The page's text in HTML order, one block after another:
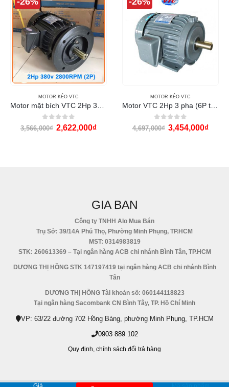
MOTOR KÉO VTC
Motor mặt bích VTC 2Hp 380v (2P tua 2800 RPM)
0out of 5
3,566,000₫ 2,622,000₫
MOTOR KÉO VTC
Motor VTC 2Hp 3 pha (6P tua 960RPM)
0out of 5
4,697,000₫ 3,454,000₫
GIA BAN
Công ty TNHH Alo Mua Bán
Trụ Sở: 39/14A Phú Thọ, Phường Minh Phụng, TP.HCM
MST: 0314983819
STK: 260613369 – Tại ngân hàng ACB chi nhánh Bình Tân, TP.HCM
DƯƠNG THỊ HỒNG STK 147197419 tại ngân hàng ACB chi nhánh Bình
Tân
DƯƠNG THỊ HỒNG Tài khoản số: 060144118823
Tại ngân hàng Sacombank CN Bình Tây, TP. Hồ Chí Minh
VP: 63/22 đường 702 Hồng Bàng, phường Minh Phụng, TP.HCM
0903 889 102
Quy định, chính sách đổi trả hàng